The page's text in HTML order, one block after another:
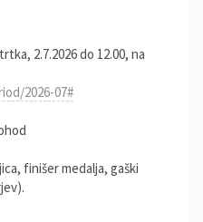
2.7.2026 do 12.00, na
2026-07#
finišer medalja, gaški